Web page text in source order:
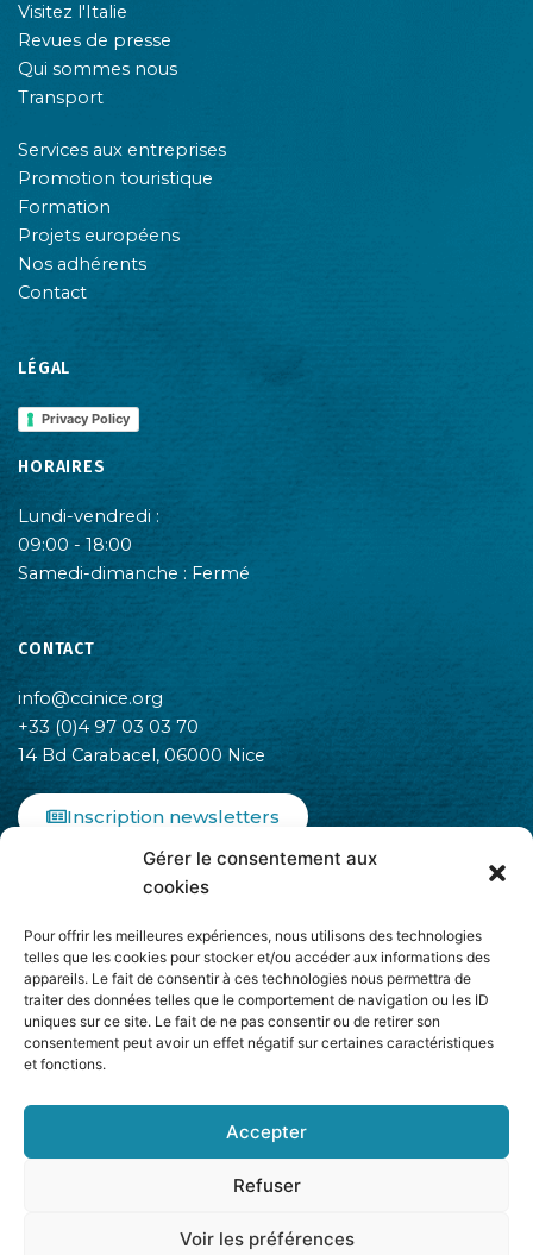
Gérer le consentement aux
cookies
Pour offrir les meilleures expériences, nous utilisons des technologies
telles que les cookies pour stocker et/ou accéder aux informations des
appareils. Le fait de consentir à ces technologies nous permettra de
traiter des données telles que le comportement de navigation ou les ID
uniques sur ce site. Le fait de ne pas consentir ou de retirer son
consentement peut avoir un effet négatif sur certaines caractéristiques
et fonctions.
Accepter
Refuser
Voir les préférences
Visitez l'Italie
Revues de presse
Qui sommes nous
Transport
Services aux entreprises
Promotion touristique
Formation
Projets européens
Nos adhérents
Contact
LÉGAL
Privacy Policy
HORAIRES
Lundi-vendredi :
09:00 - 18:00
Samedi-dimanche : Fermé
CONTACT
info@ccinice.org
+33 (0)4 97 03 03 70
14 Bd Carabacel, 06000 Nice
Inscription newsletters
e
b
o
o
k
-
t
a
g
r
a
m
L
i
k
e
d
i
n
n